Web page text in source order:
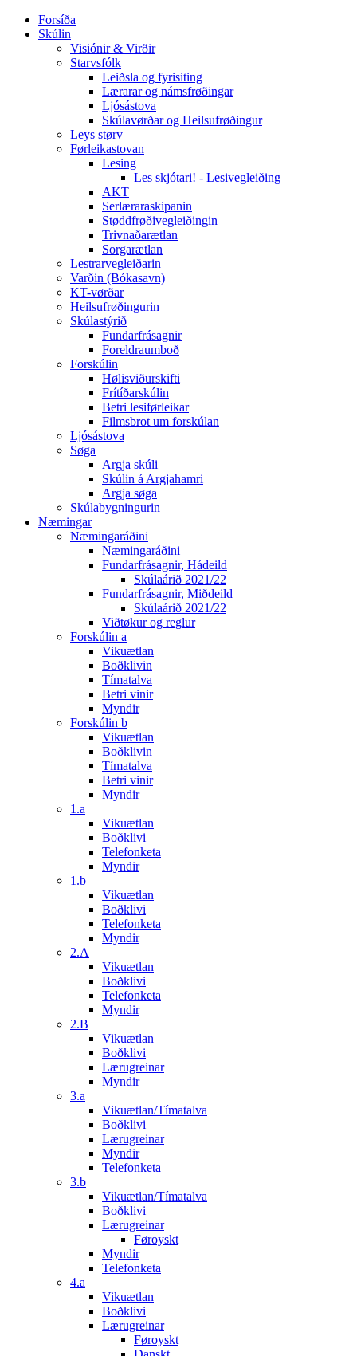
Forsíða
Skúlin
Visiónir & Virðir
Starvsfólk
Leiðsla og fyrisiting
Lærarar og námsfrøðingar
Ljósástova
Skúlavørðar og Heilsufrøðingur
Leys størv
Førleikastovan
Lesing
Les skjótari! - Lesivegleiðing
AKT
Serlæraraskipanin
Støddfrøðivegleiðingin
Trivnaðarætlan
Sorgarætlan
Lestrarvegleiðarin
Varðin (Bókasavn)
KT-vørðar
Heilsufrøðingurin
Skúlastýrið
Fundarfrásagnir
Foreldraumboð
Forskúlin
Hølisviðurskifti
Frítíðarskúlin
Betri lesiførleikar
Filmsbrot um forskúlan
Ljósástova
Søga
Argja skúli
Skúlin á Argjahamri
Argja søga
Skúlabygningurin
Næmingar
Næmingaráðini
Næmingaráðini
Fundarfrásagnir, Hádeild
Skúlaárið 2021/22
Fundarfrásagnir, Miðdeild
Skúlaárið 2021/22
Viðtøkur og reglur
Forskúlin a
Vikuætlan
Boðklivin
Tímatalva
Betri vinir
Myndir
Forskúlin b
Vikuætlan
Boðklivin
Tímatalva
Betri vinir
Myndir
1.a
Vikuætlan
Boðklivi
Telefonketa
Myndir
1.b
Vikuætlan
Boðklivi
Telefonketa
Myndir
2.A
Vikuætlan
Boðklivi
Telefonketa
Myndir
2.B
Vikuætlan
Boðklivi
Lærugreinar
Myndir
3.a
Vikuætlan/Tímatalva
Boðklivi
Lærugreinar
Myndir
Telefonketa
3.b
Vikuætlan/Tímatalva
Boðklivi
Lærugreinar
Føroyskt
Myndir
Telefonketa
4.a
Vikuætlan
Boðklivi
Lærugreinar
Føroyskt